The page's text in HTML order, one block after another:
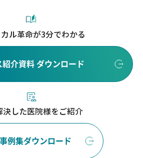
ル革命が3分でわかる
紹介資料 ダウンロード
決した医院様をご紹介
例集ダウンロード